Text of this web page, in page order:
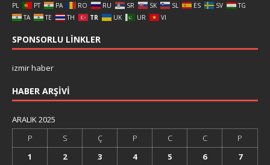
PL
PT PA RO RU SR SK SL ES SV
TG
TA
TE TH TR UK UR VI
SPONSORLU LINKLER
izmir haber
HABER ARŞIVI
ARALIK 2025
P
S Ç P C C
P
1
2 3 4 5 6 7